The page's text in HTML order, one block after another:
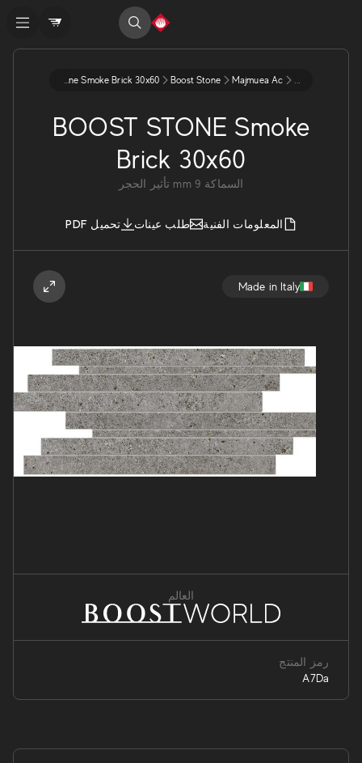
Made in Italy
...
Majmuea Ac
Boost Stone
Boost Stone Smoke Brick 30x60
BOOST STONE Smoke
Brick 30x60
السماكة 9 تأثير الحجر
المعلومات الفنية طلب عينات تحميل PDF
العالم
رمز المنتج
A7Da